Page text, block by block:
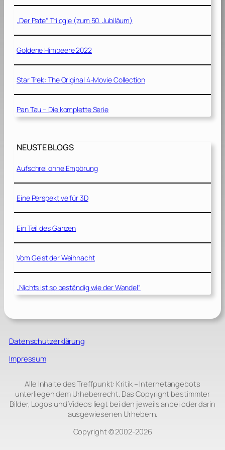
„Der Pate“ Trilogie (zum 50. Jubiläum)
Goldene Himbeere 2022
Star Trek: The Original 4-Movie Collection
Pan Tau – Die komplette Serie
NEUSTE BLOGS
Aufschrei ohne Empörung
Eine Perspektive für 3D
Ein Teil des Ganzen
Vom Geist der Weihnacht
„Nichts ist so beständig wie der Wandel“
Datenschutzerklärung
Impressum
Alle Inhalte des Treffpunkt: Kritik – Internetangebots
unterliegen dem Urheberrecht. Das Copyright bestimmter
Bilder, Logos und Videos liegt bei den jeweils anbei oder darin
ausgewiesenen Urhebern.
Copyright © 2002‑2026